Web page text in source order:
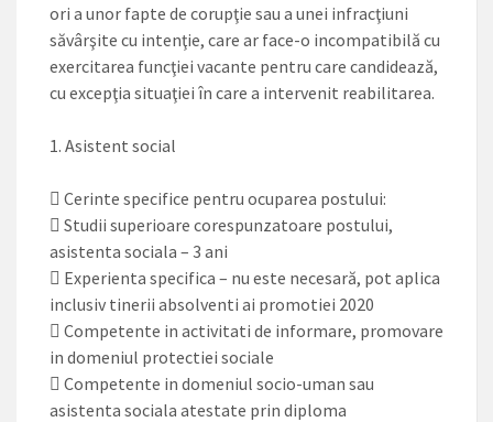
ori a unor fapte de corupţie sau a unei infracţiuni
săvârşite cu intenţie, care ar face-o incompatibilă cu
exercitarea funcţiei vacante pentru care candidează,
cu excepţia situaţiei în care a intervenit reabilitarea.
1. Asistent social
 Cerinte specifice pentru ocuparea postului:
 Studii superioare corespunzatoare postului,
asistenta sociala – 3 ani
 Experienta specifica – nu este necesară, pot aplica
inclusiv tinerii absolventi ai promotiei 2020
 Competente in activitati de informare, promovare
in domeniul protectiei sociale
 Competente in domeniul socio-uman sau
asistenta sociala atestate prin diploma